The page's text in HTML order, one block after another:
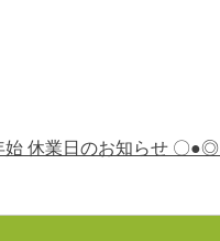
休業日のお知らせ 〇●◎